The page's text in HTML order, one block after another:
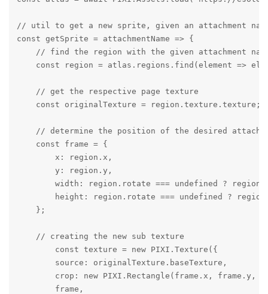
// util to get a new sprite, given an attachment
const getSprite = attachmentName => {
// find the region with the given attachment
const region = atlas.regions.find(element =>
    // get the respective page texture
    const originalTexture = region.texture.texture;
// determine the position of the desired
    const frame = {
        x: region.x,
        y: region.y,
width: region.rotate === undefined ?
height: region.rotate === undefined ?
    };
    // creating the new sub texture
        const texture = new PIXI.Texture({
        source: originalTexture.baseTexture,
crop: new PIXI.Rectangle(frame.x, frame.y,
        frame,